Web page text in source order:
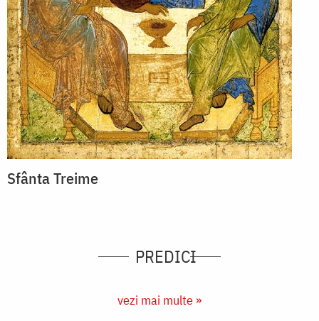
Sfânta Treime
PREDICI
vezi mai multe »